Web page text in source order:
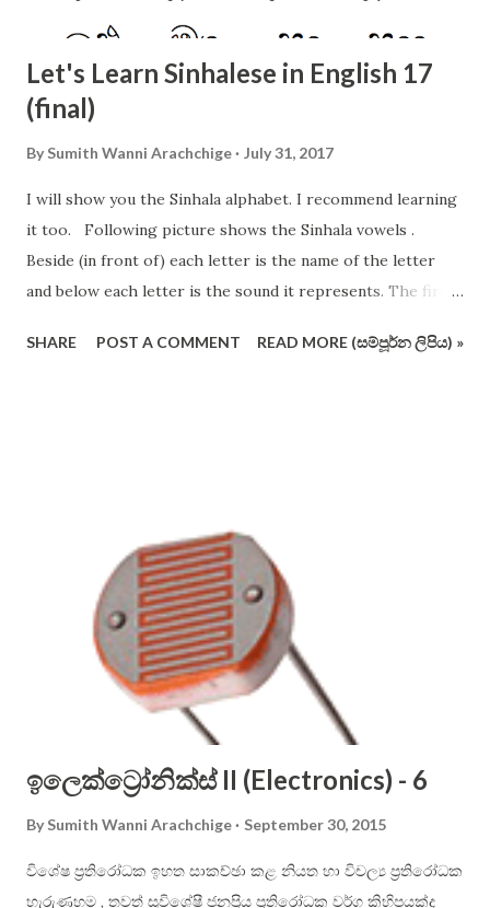
Let's Learn Sinhalese in English 17
(final)
By Sumith Wanni Arachchige July 31, 2017
I will show you the Sinhala alphabet. I recommend learning
it too. Following picture shows the Sinhala vowels .
Beside (in front of) each letter is the name of the letter
and below each letter is the sound it represents. The first
the consonants of Sinhala alphabet (not in the conventional
alphabet is phonetic (that is, each letter shall have one
dedicated sound only), therefore it is easier to use than
English alphabet. Consonant letters cannot be sounded on
their own, and you have to use vowels to aid in them to be
pronounced. In English, you just place the vowel just after
the constant. For example: ...
SHARE POST A COMMENT READ MORE (සම්පූර්න ලිපිය) »
ඉලෙක්ට්‍රෝනික්ස් II (Electronics) - 6
By Sumith Wanni Arachchige September 30, 2015
විශේෂ ප්‍රතිරෝධක ඉහත සාකච්ඡා කළ නියත හා විචල්‍ය ප්‍රතිරෝධක
හැරුණහම , තවත් සුවිශේෂී ජනප්‍රිය ප්‍රතිරෝධක වර්ග කිහිපයක්ද